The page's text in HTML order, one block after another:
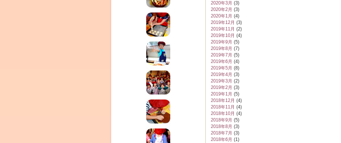
2020年3月 (3)
2020年2月 (3)
2020年1月 (4)
2019年12月 (3)
2019年11月 (2)
2019年10月 (4)
2019年9月 (5)
2019年8月 (7)
2019年7月 (5)
2019年6月 (4)
2019年5月 (8)
2019年4月 (3)
2019年3月 (2)
2019年2月 (3)
2019年1月 (5)
2018年12月 (4)
2018年11月 (4)
2018年10月 (4)
2018年9月 (5)
2018年8月 (3)
2018年7月 (3)
2018年6月 (1)